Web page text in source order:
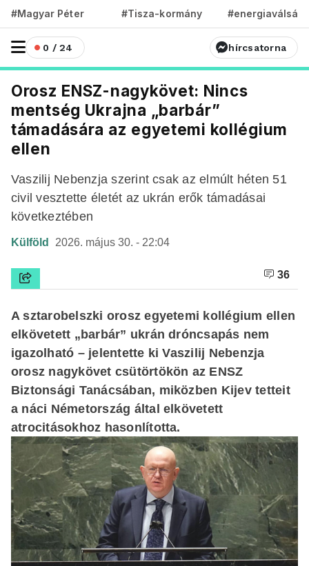
#Magyar Péter #Tisza-kormány #energiaválság
0 / 24 hírcsatorna
Orosz ENSZ-nagykövet: Nincs
mentség Ukrajna „barbár”
támadására az egyetemi kollégium
ellen
Vaszilij Nebenzja szerint csak az elmúlt héten 51
civil vesztette életét az ukrán erők támadásai
következtében
Külföld 2026. május 30. - 22:04
36
A sztarobelszki orosz egyetemi kollégium ellen
elkövetett „barbár” ukrán dróncsapás nem
igazolható – jelentette ki Vaszilij Nebenzja
orosz nagykövet csütörtökön az ENSZ
Biztonsági Tanácsában, miközben Kijev tetteit
a náci Németország által elkövetett
atrocitásokhoz hasonlította.